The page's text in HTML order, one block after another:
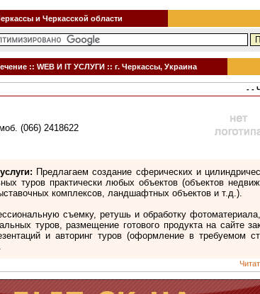
и Черкасской области
:: WEB И IT УСЛУГИ :: г. Черкассы, Украина
- -
(066) 2418622
Предлагаем создание сферических и
туров практически любых объектов (объектов
комплексов, ландшафтных объектов и т.д.).
съемку, ретушь и обработку
туров, размещение готового продукта на сайте
и авторинг туров (оформление в требуемом